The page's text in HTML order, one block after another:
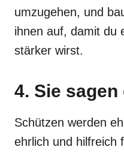
umzugehen, und
ihnen auf, damit du
stärker wirst.
4. Sie
Schützen werden
ehrlich und hilfreich